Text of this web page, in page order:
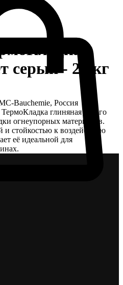
серый - 20 кг
Bauchemie, Россия
глиняная серого
огнеупорных материалов.
и стойкостью к воздействию
её идеальной для